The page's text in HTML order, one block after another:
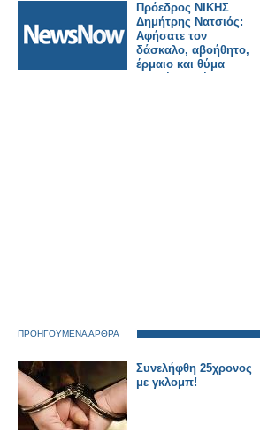
Πρόεδρος ΝΙΚΗΣ
Δημήτρης Νατσιός:
Αφήσατε τον
δάσκαλο, αβοήθητο,
έρμαιο και θύμα
πολλές φορές-Τα
ΠΡΟΗΓΟΥΜΕΝΑ ΑΡΘΡΑ
Συνελήφθη 25χρονος
με γκλομπ!